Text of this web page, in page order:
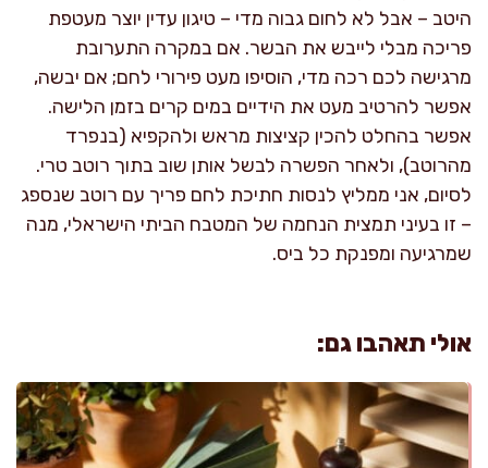
היטב – אבל לא לחום גבוה מדי – טיגון עדין יוצר מעטפת
פריכה מבלי לייבש את הבשר. אם במקרה התערובת
מרגישה לכם רכה מדי, הוסיפו מעט פירורי לחם; אם יבשה,
אפשר להרטיב מעט את הידיים במים קרים בזמן הלישה.
אפשר בהחלט להכין קציצות מראש ולהקפיא (בנפרד
מהרוטב), ולאחר הפשרה לבשל אותן שוב בתוך רוטב טרי.
לסיום, אני ממליץ לנסות חתיכת לחם פריך עם רוטב שנספג
– זו בעיני תמצית הנחמה של המטבח הביתי הישראלי, מנה
שמרגיעה ומפנקת כל ביס.
אולי תאהבו גם: